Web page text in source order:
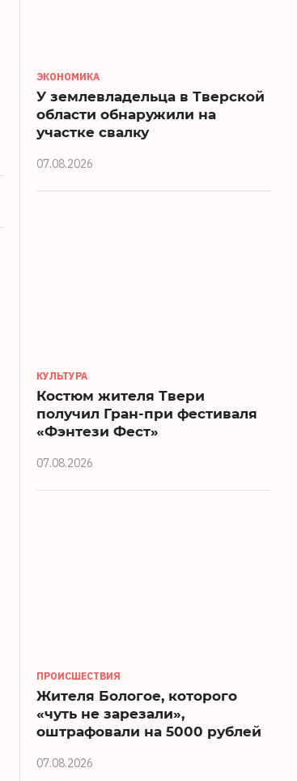
ЭКОНОМИКА
У землевладельца в Тверской
области обнаружили на
участке свалку
07.08.2026
КУЛЬТУРА
Костюм жителя Твери
получил Гран-при фестиваля
«Фэнтези Фест»
07.08.2026
ПРОИСШЕСТВИЯ
Жителя Бологое, которого
«чуть не зарезали»,
оштрафовали на 5000 рублей
07.08.2026